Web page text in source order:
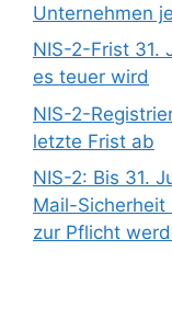
Unternehmen
NIS-2-Frist 31.
es teuer wird
NIS-2-
letzte Frist ab
NIS-2: Bis 31.
Mail-
zur Pflicht